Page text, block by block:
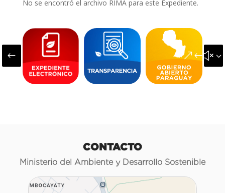
No se encontró el archivo RIMA para este Expediente.
#
CONTACTO
Ministerio del Ambiente y Desarrollo Sostenible